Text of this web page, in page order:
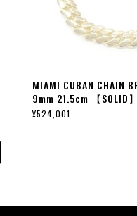
MIAMI CUBAN CHAIN
9mm 21.5cm 【SOLID】
¥524,001